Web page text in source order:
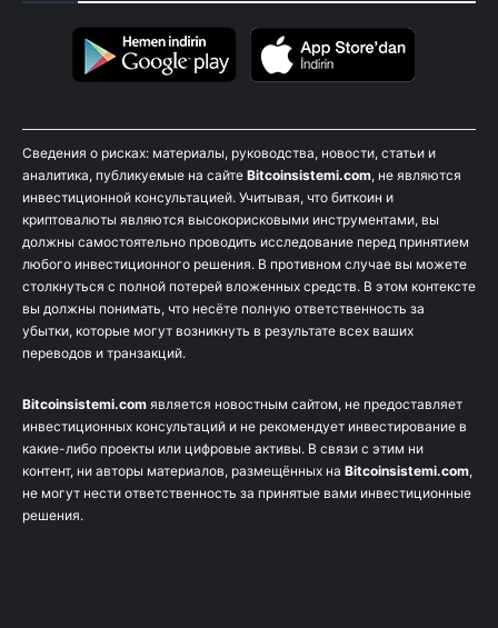
Сведения о рисках: материалы, руководства, новости, статьи и
аналитика, публикуемые на сайте Bitcoinsistemi.com, не являются
инвестиционной консультацией. Учитывая, что биткоин и
криптовалюты являются высокорисковыми инструментами, вы
должны самостоятельно проводить исследование перед принятием
любого инвестиционного решения. В противном случае вы можете
столкнуться с полной потерей вложенных средств. В этом контексте
вы должны понимать, что несёте полную ответственность за
убытки, которые могут возникнуть в результате всех ваших
переводов и транзакций.
Bitcoinsistemi.com является новостным сайтом, не предоставляет
инвестиционных консультаций и не рекомендует инвестирование в
какие-либо проекты или цифровые активы. В связи с этим ни
контент, ни авторы материалов, размещённых на Bitcoinsistemi.com,
не могут нести ответственность за принятые вами инвестиционные
решения.